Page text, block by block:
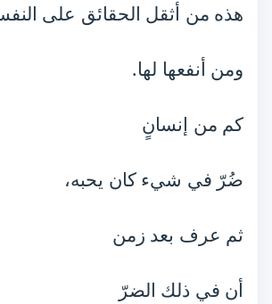
هذه من أثقل الحقائق على
ومن أنفعها لها.
كم من إنسانٍ
ضُرّ في شيء كان يحبه،
ثم عرف بعد زمن
أن في ذلك الضرّ